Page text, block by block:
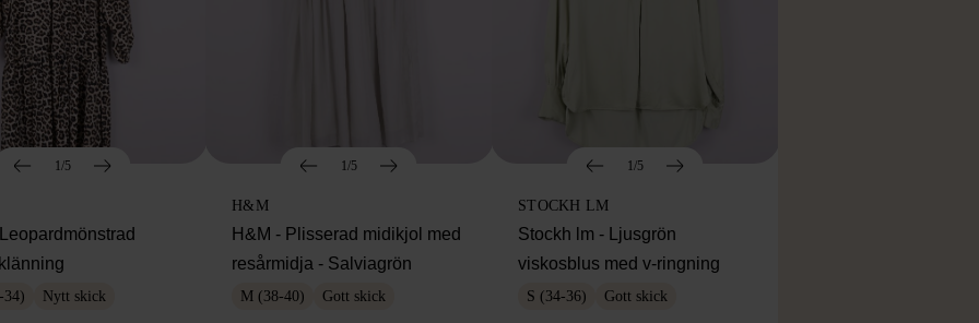
1/5
34) Nytt skick
1/5
H&M
H&M - Plisserad midikjol med
resårmidja - Salviagrön
M (38-40) Gott skick
1/5
STOCKH LM
Stockh lm - Ljusgrön
viskosblus med v-ringning
S (34-36) Gott skick